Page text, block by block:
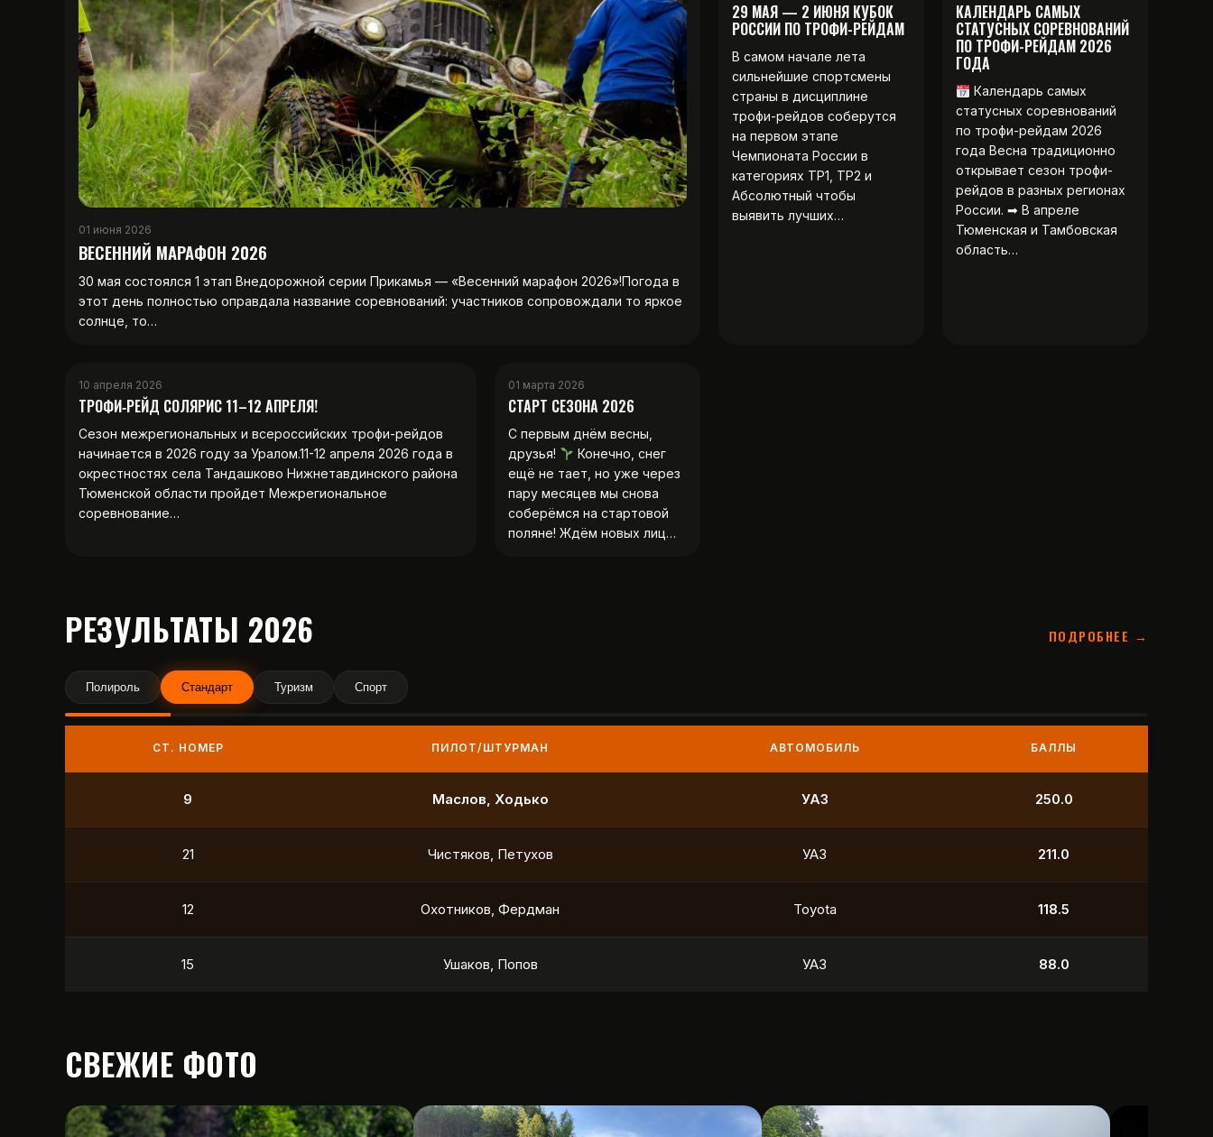
01 июня 2026
ВЕСЕННИЙ МАРАФОН 2026
30 мая состоялся 1 этап Внедорожной серии Прикамья — «Весенний марафон 2026»!Погода в
этот день полностью оправдала название соревнований: участников сопровождали то яркое
солнце, то…
29 МАЯ — 2 ИЮНЯ КУБОК
РОССИИ ПО ТРОФИ-РЕЙДАМ
В самом начале лета
сильнейшие спортсмены
страны в дисциплине
трофи-рейдов соберутся
на первом этапе
Чемпионата России в
категориях ТР1, ТР2 и
Абсолютный чтобы
выявить лучших…
КАЛЕНДАРЬ САМЫХ
СТАТУСНЫХ СОРЕВНОВАНИЙ
ПО ТРОФИ-РЕЙДАМ 2026
ГОДА
Календарь самых
статусных соревнований
по трофи-рейдам 2026
года Весна традиционно
открывает сезон трофи-
рейдов в разных регионах
России. ➡ В апреле
Тюменская и Тамбовская
область…
10 апреля 2026
ТРОФИ‑РЕЙД СОЛЯРИС 11–12 АПРЕЛЯ!
Сезон межрегиональных и всероссийских трофи-рейдов
начинается в 2026 году за Уралом.11-12 апреля 2026 года в
окрестностях села Тандашково Нижнетавдинского района
Тюменской области пройдет Межрегиональное
соревнование…
01 марта 2026
СТАРТ СЕЗОНА 2026
С первым днём весны,
друзья!
Конечно, снег
ещё не тает, но уже через
пару месяцев мы снова
соберёмся на стартовой
поляне! Ждём новых лиц…
РЕЗУЛЬТАТЫ 2026 ПОДРОБНЕЕ →
Полироль Стандарт Туризм Спорт
СТ. НОМЕР ПИЛОТ/ШТУРМАН АВТОМОБИЛЬ БАЛЛЫ
9 Маслов, Ходько УАЗ 250.0
21 Чистяков, Петухов УАЗ 211.0
12 Охотников, Фердман Toyota 118.5
15 Ушаков, Попов УАЗ 88.0
СВЕЖИЕ ФОТО